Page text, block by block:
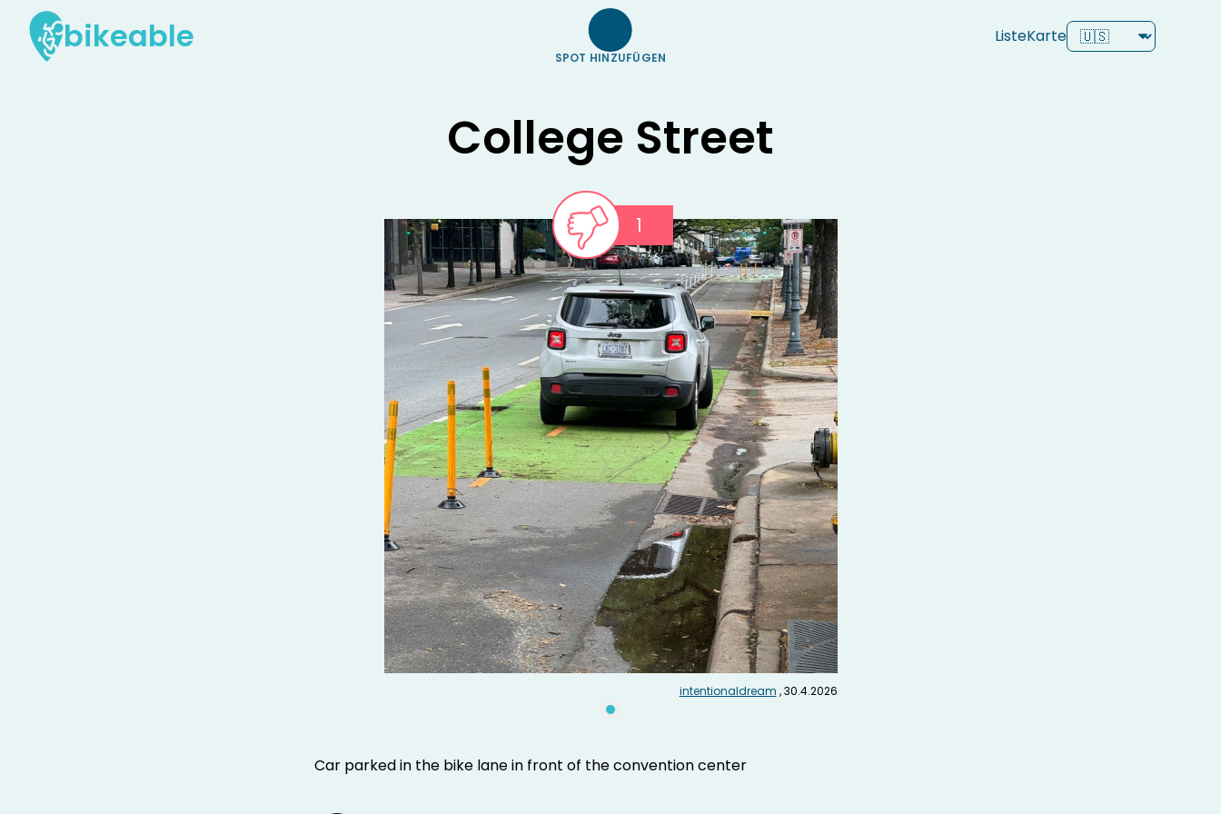
bikeable
SPOT HINZUFÜGEN
ListeKarte
College Street
1
intentionaldream , 30.4.2026
Car parked in the bike lane in front of the convention center